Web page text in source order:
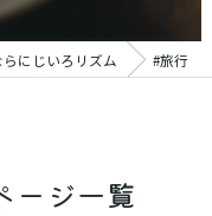
にじいろリズム #旅行
ージ一覧